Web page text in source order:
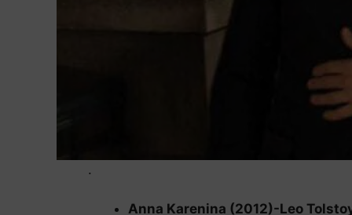
.
Anna Karenina (2012)-Leo